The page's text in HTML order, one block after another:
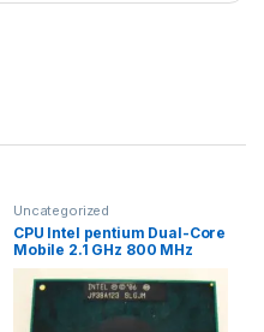
Uncategorized
CPU Intel pentium Dual-Core
Mobile 2.1 GHz 800 MHz